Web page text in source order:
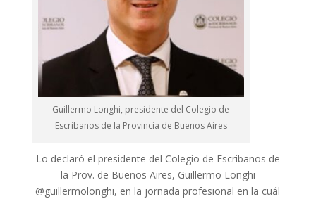
Guillermo Longhi, presidente del Colegio de
Escribanos de la Provincia de Buenos Aires
Lo declaró el presidente del Colegio de Escribanos de
la Prov. de Buenos Aires, Guillermo Longhi
@guillermolonghi, en la jornada profesional en la cuál